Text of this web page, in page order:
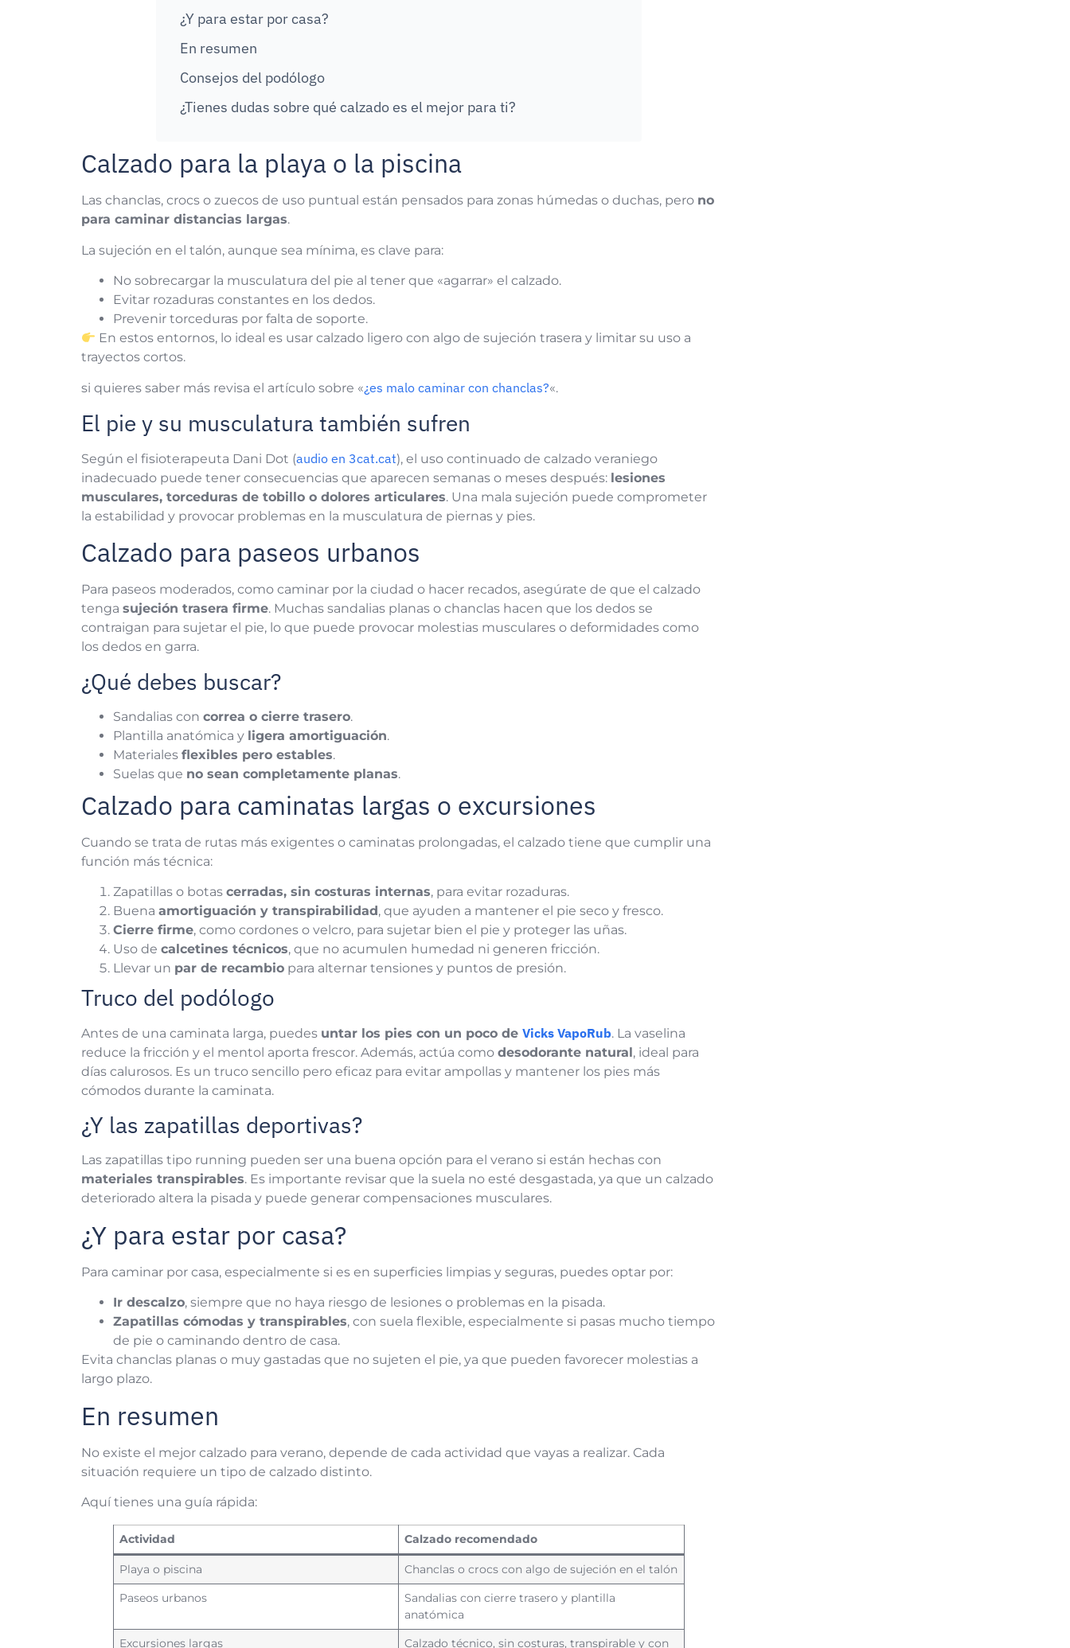
¿Y para estar por casa?
En resumen
Consejos del podólogo
¿Tienes dudas sobre qué calzado es el mejor para ti?
Calzado para la playa o la piscina
Las chanclas, crocs o zuecos de uso puntual están pensados para zonas húmedas o duchas, pero no
para caminar distancias largas.
La sujeción en el talón, aunque sea mínima, es clave para:
No sobrecargar la musculatura del pie al tener que «agarrar» el calzado.
Evitar rozaduras constantes en los dedos.
Prevenir torceduras por falta de soporte.
En estos entornos, lo ideal es usar calzado ligero con algo de sujeción trasera y limitar su uso a
trayectos cortos.
si quieres saber más revisa el artículo sobre «¿es malo caminar con chanclas?«.
El pie y su musculatura también sufren
Según el fisioterapeuta Dani Dot (audio en 3cat.cat), el uso continuado de calzado veraniego
inadecuado puede tener consecuencias que aparecen semanas o meses después: lesiones
musculares, torceduras de tobillo o dolores articulares. Una mala sujeción puede comprometer
la estabilidad y provocar problemas en la musculatura de piernas y pies.
Calzado para paseos urbanos
Para paseos moderados, como caminar por la ciudad o hacer recados, asegúrate de que el calzado
tenga sujeción trasera firme. Muchas sandalias planas o chanclas hacen que los dedos se
contraigan para sujetar el pie, lo que puede provocar molestias musculares o deformidades como
los dedos en garra.
¿Qué debes buscar?
Sandalias con correa o cierre trasero.
Plantilla anatómica y ligera amortiguación.
Materiales flexibles pero estables.
Suelas que no sean completamente planas.
Calzado para caminatas largas o excursiones
Cuando se trata de rutas más exigentes o caminatas prolongadas, el calzado tiene que cumplir una
función más técnica:
Zapatillas o botas cerradas, sin costuras internas, para evitar rozaduras.
Buena amortiguación y transpirabilidad, que ayuden a mantener el pie seco y fresco.
Cierre firme, como cordones o velcro, para sujetar bien el pie y proteger las uñas.
Uso de calcetines técnicos, que no acumulen humedad ni generen fricción.
Llevar un par de recambio para alternar tensiones y puntos de presión.
Truco del podólogo
Antes de una caminata larga, puedes untar los pies con un poco de Vicks VapoRub. La vaselina
reduce la fricción y el mentol aporta frescor. Además, actúa como desodorante natural, ideal para
días calurosos. Es un truco sencillo pero eficaz para evitar ampollas y mantener los pies más
cómodos durante la caminata.
¿Y las zapatillas deportivas?
Las zapatillas tipo running pueden ser una buena opción para el verano si están hechas con
materiales transpirables. Es importante revisar que la suela no esté desgastada, ya que un calzado
deteriorado altera la pisada y puede generar compensaciones musculares.
¿Y para estar por casa?
Para caminar por casa, especialmente si es en superficies limpias y seguras, puedes optar por:
Ir descalzo, siempre que no haya riesgo de lesiones o problemas en la pisada.
Zapatillas cómodas y transpirables, con suela flexible, especialmente si pasas mucho tiempo
de pie o caminando dentro de casa.
Evita chanclas planas o muy gastadas que no sujeten el pie, ya que pueden favorecer molestias a
largo plazo.
En resumen
No existe el mejor calzado para verano, depende de cada actividad que vayas a realizar. Cada
situación requiere un tipo de calzado distinto.
Aquí tienes una guía rápida:
Actividad Calzado recomendado
Playa o piscina
Chanclas o crocs con algo de sujeción en el talón
Paseos urbanos
Sandalias con cierre trasero y plantilla
anatómica
Excursiones largas
Calzado técnico, sin costuras, transpirable y con